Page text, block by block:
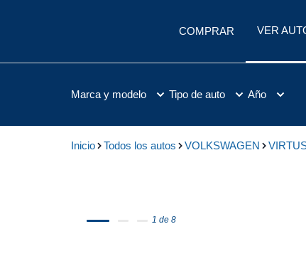
COMPRAR VER
Marca y modelo Tipo de auto Año
Inicio Todos los autos VOLKSWAGEN
1 de 8